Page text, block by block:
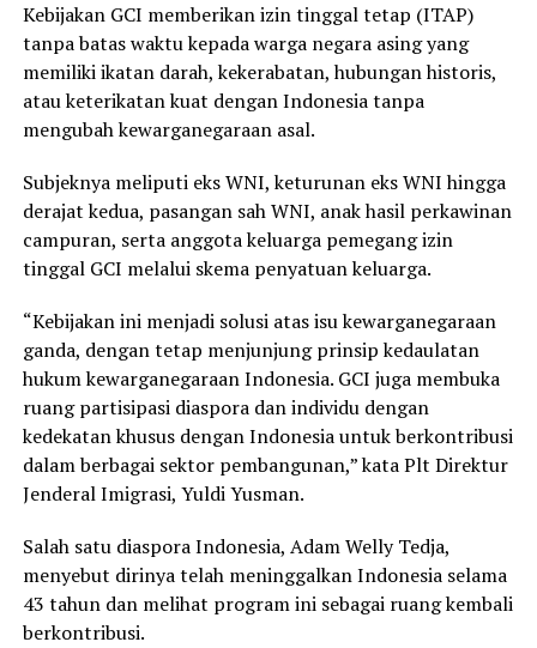
Kebijakan GCI memberikan izin tinggal tetap (ITAP)
tanpa batas waktu kepada warga negara asing yang
memiliki ikatan darah, kekerabatan, hubungan historis,
atau keterikatan kuat dengan Indonesia tanpa
mengubah kewarganegaraan asal.
Subjeknya meliputi eks WNI, keturunan eks WNI hingga
derajat kedua, pasangan sah WNI, anak hasil perkawinan
campuran, serta anggota keluarga pemegang izin
tinggal GCI melalui skema penyatuan keluarga.
“Kebijakan ini menjadi solusi atas isu kewarganegaraan
ganda, dengan tetap menjunjung prinsip kedaulatan
hukum kewarganegaraan Indonesia. GCI juga membuka
ruang partisipasi diaspora dan individu dengan
kedekatan khusus dengan Indonesia untuk berkontribusi
dalam berbagai sektor pembangunan,” kata Plt Direktur
Jenderal Imigrasi, Yuldi Yusman.
Salah satu diaspora Indonesia, Adam Welly Tedja,
menyebut dirinya telah meninggalkan Indonesia selama
43 tahun dan melihat program ini sebagai ruang kembali
berkontribusi.